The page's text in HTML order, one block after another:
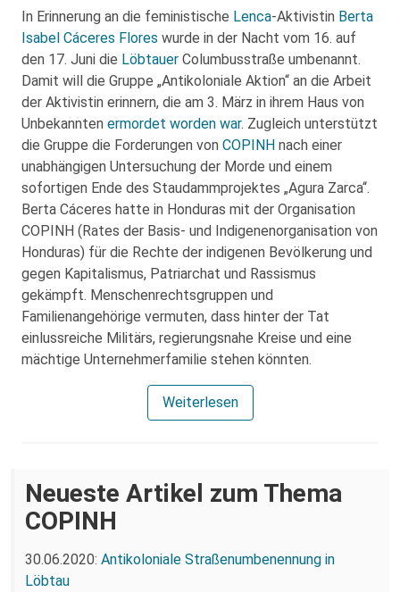
In Erinnerung an die feministische Lenca-Aktivistin Berta
Isabel Cáceres Flores wurde in der Nacht vom 16. auf
den 17. Juni die Löbtauer Columbusstraße umbenannt.
Damit will die Gruppe „Antikoloniale Aktion“ an die Arbeit
der Aktivistin erinnern, die am 3. März in ihrem Haus von
Unbekannten ermordet worden war. Zugleich unterstützt
die Gruppe die Forderungen von COPINH nach einer
unabhängigen Untersuchung der Morde und einem
sofortigen Ende des Staudammprojektes „Agura Zarca“.
Berta Cáceres hatte in Honduras mit der Organisation
COPINH (Rates der Basis- und Indigenenorganisation von
Honduras) für die Rechte der indigenen Bevölkerung und
gegen Kapitalismus, Patriarchat und Rassismus
gekämpft. Menschenrechtsgruppen und
Familienangehörige vermuten, dass hinter der Tat
einlussreiche Militärs, regierungsnahe Kreise und eine
mächtige Unternehmerfamilie stehen könnten.
Weiterlesen
Neueste Artikel zum Thema
COPINH
30.06.2020: Antikoloniale Straßenumbenennung in
Löbtau